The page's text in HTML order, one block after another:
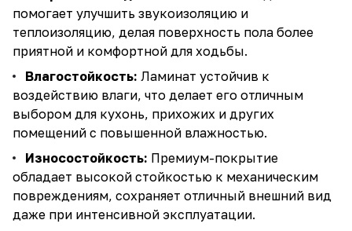
помогает улучшить звукоизоляцию и
теплоизоляцию, делая поверхность пола более
приятной и комфортной для ходьбы.
Влагостойкость: Ламинат устойчив к
воздействию влаги, что делает его отличным
выбором для кухонь, прихожих и других
помещений с повышенной влажностью.
Износостойкость: Премиум-покрытие
обладает высокой стойкостью к механическим
повреждениям, сохраняет отличный внешний вид
даже при интенсивной эксплуатации.